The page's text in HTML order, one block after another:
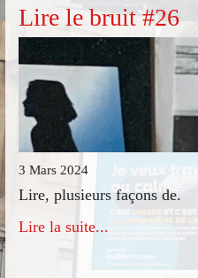
Lire le bruit #26
3 Mars 2024
Lire, plusieurs façons de.
Lire la suite...